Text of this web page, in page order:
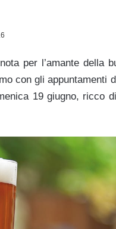
per l’amante della
con gli appuntamenti
19 giugno, ricco